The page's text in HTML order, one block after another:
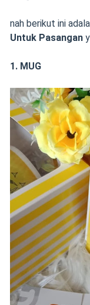
nah berikut ini
Untuk Pasangan
1. MUG